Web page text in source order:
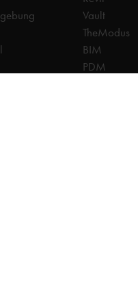
Vault
TheModus
BIM
PDM